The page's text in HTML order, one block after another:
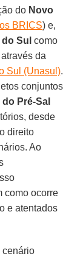
do Novo
BRICS) e,
Sul como
da
Sul (Unasul).
conjuntos
Pré-Sal
desde
direito
Ao
como ocorre
e atentados
cenário